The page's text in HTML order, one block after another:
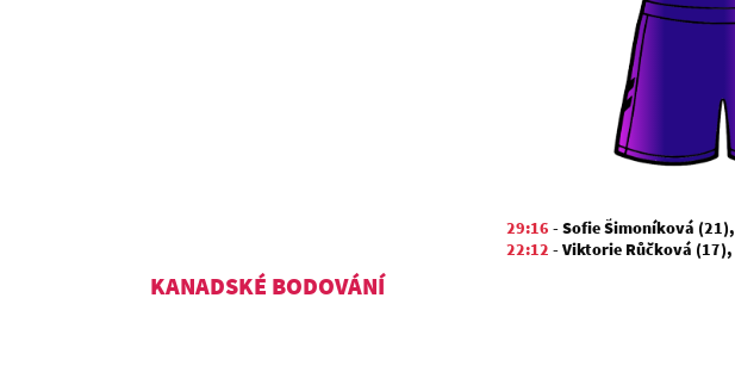
KANADSKÉ BODOVÁNÍ
29:16 -Sofie Šimoníková (21),
22:12 -Viktorie Růčková (17),